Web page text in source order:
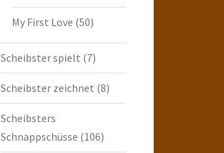
My First Love (50)
Scheibster spielt (7)
Scheibster zeichnet (8)
Scheibsters
Schnappschüsse (106)